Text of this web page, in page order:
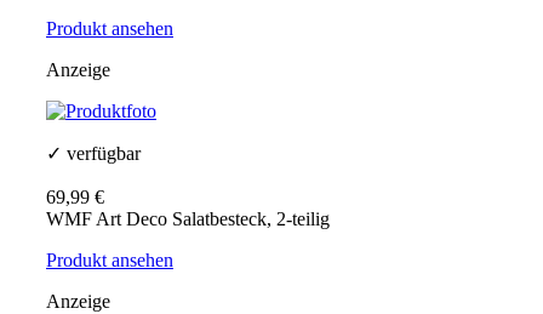
Produkt ansehen
Anzeige
✓ verfügbar
69,99 €
WMF Art Deco Salatbesteck, 2-teilig
Produkt ansehen
Anzeige